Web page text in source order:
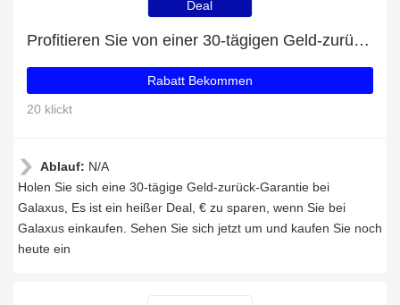
Deal
Profitieren Sie von einer 30-tägigen Geld-zurück-Garantie
Rabatt Bekommen
20 klickt
Ablauf: N/A
Holen Sie sich eine 30-tägige Geld-zurück-Garantie bei
Galaxus, Es ist ein heißer Deal, € zu sparen, wenn Sie bei
Galaxus einkaufen. Sehen Sie sich jetzt um und kaufen Sie noch
heute ein